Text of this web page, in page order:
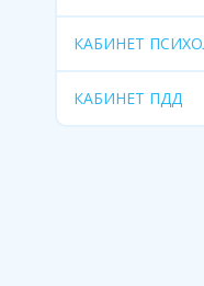
КАБИНЕТ
КАБИНЕТ ПДД